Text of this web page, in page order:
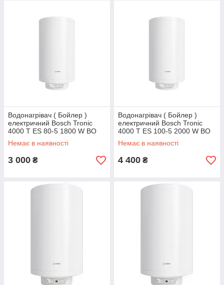
Водонагрівач ( Бойлер )
електричний Bosch Tronic
4000 T ES 80-5 1800 W BO
Немає в наявності
3 000 ₴
Водонагрівач ( Бойлер )
електричний Bosch Tronic
4000 T ES 100-5 2000 W BO
Немає в наявності
4 400 ₴